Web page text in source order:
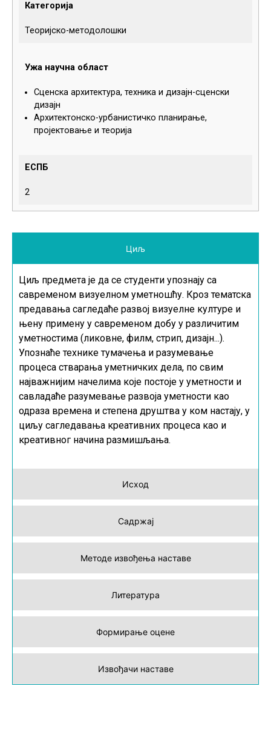
Категорија
Теоријско-методолошки
Ужа научна област
Сценска архитектура, техника и дизајн-сценски
дизајн
Архитектонско-урбанистичко планирање,
пројектовање и теорија
ЕСПБ
2
Циљ
Исход
Садржај
Методе извођења наставе
Литература
Формирање оцене
Извођачи наставе
Циљ предмета је да се студенти упознају са
савременом визуелном уметношћу. Кроз тематска
предавања сагледаће развој визуелне културе и
њену примену у савременом добу у различитим
уметностима (ликовне, филм, стрип, дизајн...).
Упознаће технике тумачења и разумевање
процеса стварања уметничких дела, по свим
најважнијим начелима које постоје у уметности и
савладаће разумевање развоја уметности као
одраза времена и степена друштва у ком настају, у
циљу сагледавања креативних процеса као и
креативног начина размишљања.